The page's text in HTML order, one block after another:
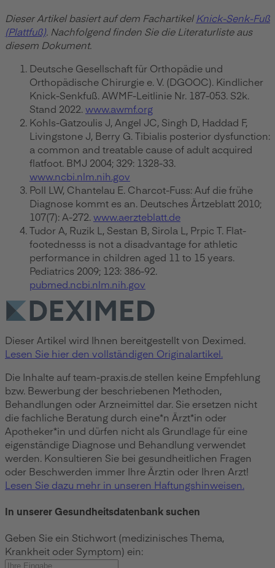
Dieser Artikel basiert auf dem FachartikelKnick-Senk-Fuß
(Plattfuß). Nachfolgend finden Sie die Literaturliste aus
diesem Dokument.
Deutsche Gesellschaft für Orthopädie und
Orthopädische Chirurgie e. V. (DGOOC). Kindlicher
Knick-Senkfuß. AWMF-Leitlinie Nr. 187-053. S2k.
Stand 2022. www.awmf.org
Kohls-Gatzoulis J, Angel JC, Singh D, Haddad F,
Livingstone J, Berry G. Tibialis posterior dysfunction:
a common and treatable cause of adult acquired
flatfoot. BMJ 2004; 329: 1328-33.
www.ncbi.nlm.nih.gov
Poll LW, Chantelau E. Charcot-Fuss: Auf die frühe
Diagnose kommt es an. Deutsches Ärtzeblatt 2010;
107(7): A-272. www.aerzteblatt.de
Tudor A, Ruzik L, Sestan B, Sirola L, Prpic T. Flat-
footednesss is not a disadvantage for athletic
performance in children aged 11 to 15 years.
Pediatrics 2009; 123: 386-92.
pubmed.ncbi.nlm.nih.gov
Dieser Artikel wird Ihnen bereitgestellt von Deximed.
Lesen Sie hier den vollständigen Originalartikel.
Die Inhalte auf team-praxis.de stellen keine Empfehlung
bzw. Bewerbung der beschriebenen Methoden,
Behandlungen oder Arzneimittel dar. Sie ersetzen nicht
die fachliche Beratung durch eine*n Ärzt*in oder
Apotheker*in und dürfen nicht als Grundlage für eine
eigenständige Diagnose und Behandlung verwendet
werden. Konsultieren Sie bei gesundheitlichen Fragen
oder Beschwerden immer Ihre Ärztin oder Ihren Arzt!
Lesen Sie dazu mehr in unseren Haftungshinweisen.
In unserer Gesundheitsdatenbank suchen
Geben Sie ein Stichwort (medizinisches Thema,
Krankheit oder Symptom) ein: